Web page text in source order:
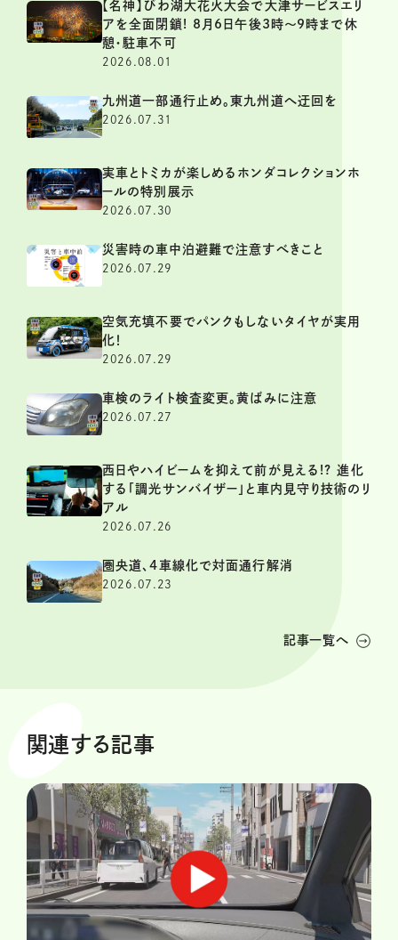
【名神】びわ湖大花火大会で大津サービスエリ
アを全面閉鎖! 8月6日午後3時～9時まで休
憩・駐車不可
2026.08.01
九州道一部通行止め。東九州道へ迂回を
2026.07.31
実車とトミカが楽しめるホンダコレクションホ
ールの特別展示
2026.07.30
災害時の車中泊避難で注意すべきこと
2026.07.29
空気充填不要でパンクもしないタイヤが実用
化！
2026.07.29
車検のライト検査変更。黄ばみに注意
2026.07.27
西日やハイビームを抑えて前が見える!? 進化
する「調光サンバイザー」と車内見守り技術のリ
アル
2026.07.26
圏央道、4車線化で対面通行解消
2026.07.23
記事一覧へ
関連する記事